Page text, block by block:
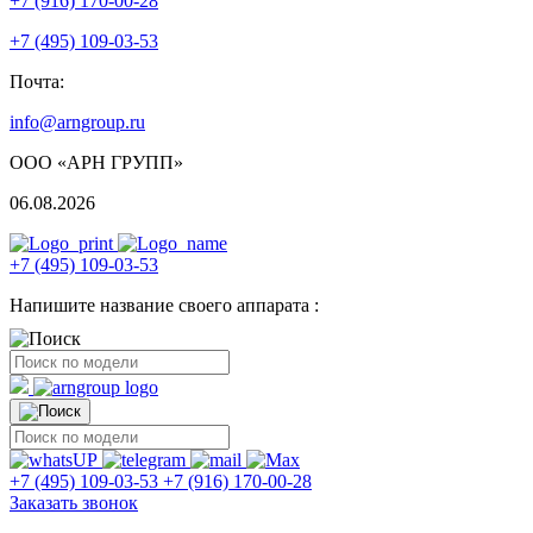
+7 (495) 109-03-53
Почта:
info@arngroup.ru
ООО «АРН ГРУПП»
06.08.2026
+7 (495) 109-03-53
Напишите название своего аппарата :
+7 (495) 109-03-53 +7 (916) 170-00-28
Заказать звонок